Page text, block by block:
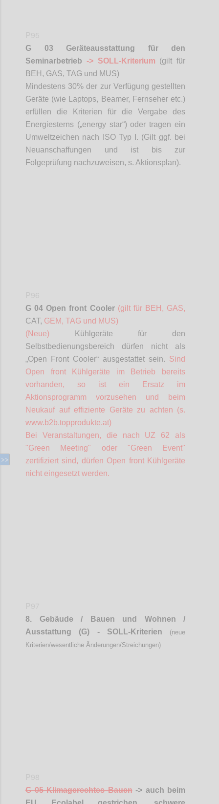
G 03 Geräteausstattung für den
Seminarbetrieb -> SOLL-Kriterium (gilt für
BEH, GAS, TAG und MUS)
Mindestens 30% der zur Verfügung gestellten
Geräte (wie Laptops, Beamer, Fernseher etc.)
erfüllen die Kriterien für die Vergabe des
Energiesterns („energy star“) oder tragen ein
Umweltzeichen nach ISO Typ I. (Gilt ggf. bei
Neuanschaffungen und ist bis zur
Folgeprüfung nachzuweisen, s. Aktionsplan).
G 04 Open front Cooler (gilt für BEH, GAS,
CAT, GEM, TAG und MUS)
(Neue) Kühlgeräte für den
Selbstbedienungsbereich dürfen nicht als
„Open Front Cooler“ ausgestattet sein. Sind
Open front Kühlgeräte im Betrieb bereits
vorhanden, so ist ein Ersatz im
Aktionsprogramm vorzusehen und beim
Neukauf auf effiziente Geräte zu achten (s.
www.b2b.topprodukte.at)
Bei Veranstaltungen, die nach UZ 62 als
"Green Meeting" oder "Green Event"
zertifiziert sind, dürfen Open front Kühlgeräte
nicht eingesetzt werden.
8.
Gebäude / Bauen und Wohnen /
Ausstattung (G) - SOLL-Kriterien
(neue
Kriterien/wesentliche Änderungen/Streichungen)
G 05 Klimagerechtes Bauen-> auch beim